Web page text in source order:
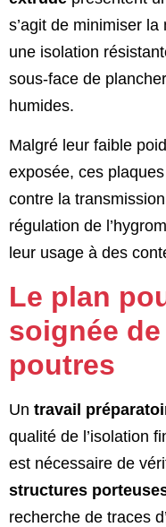
s’agit de minimiser
une isolation
sous-face de
humides.
Malgré leur faible
exposée, ces
contre la
régulation de
leur usage à des
Le plan
soignée
poutres
Un travail
qualité de l’isolation
est nécessaire de
structures
recherche de traces